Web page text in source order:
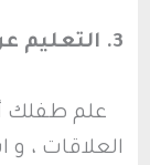
3. التعليم عن العلاقات الصحية:
علم طفلك
العلاقات ،